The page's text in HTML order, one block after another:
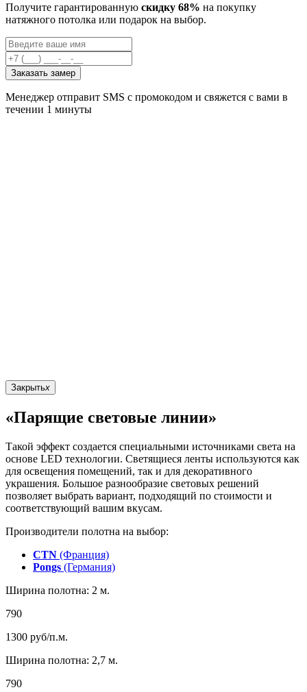
Получите гарантированную скидку 68% на покупку
натяжного потолка или подарок на выбор.
Заказать замер
Менеджер отправит SMS с промокодом и свяжется с вами в
течении 1 минуты
Закрытьx
«Парящие световые линии»
Такой эффект создается специальными источниками света на
основе LED технологии. Светящиеся ленты используются как
для освещения помещений, так и для декоративного
украшения. Большое разнообразие световых решений
позволяет выбрать вариант, подходящий по стоимости и
соответствующий вашим вкусам.
Производители полотна на выбор:
CTN (Франция)
Pongs (Германия)
Ширина полотна: 2 м.
790
1300 руб/п.м.
Ширина полотна: 2,7 м.
790